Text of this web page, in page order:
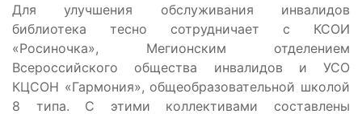
Для улучшения обслуживания инвалидов
библиотека тесно сотрудничает с КСОИ
«Росиночка», Мегионским отделением
Всероссийского общества инвалидов и УСО
КЦСОН «Гармония», общеобразовательной школой
8 типа. С этими коллективами составлены